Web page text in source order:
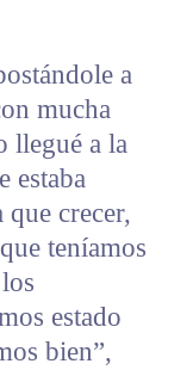
a
mucha
llegué a la
estaba
que crecer,
teníamos
estado
bien”,